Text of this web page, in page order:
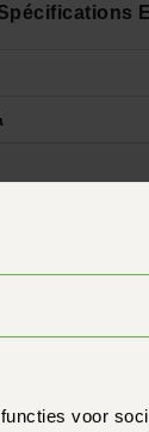
voor
pour le Pinlock